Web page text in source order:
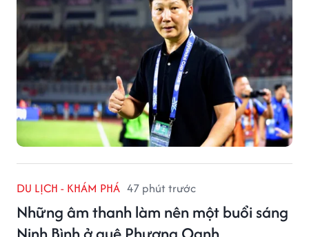
DU LỊCH - KHÁM PHÁ 47 phút trước
Những âm thanh làm nên một buổi sáng